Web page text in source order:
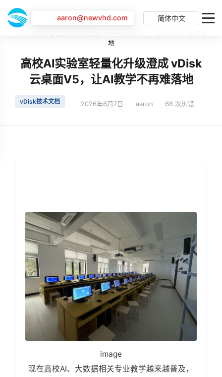
aaron@newvhd.com 简体中文
首页
最新动态
地
高校AI实验室轻量化升级澄成 vDisk
云桌面V5，让AI教学不再难落地
vDisk技术文档 2026年6月7日 aaron 68 次浏览
image
现在高校AI、大数据相关专业教学越来越普及，